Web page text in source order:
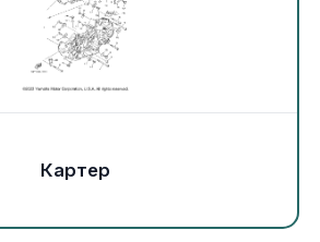
(гребные винты)
оборудование
оборудование
Картер